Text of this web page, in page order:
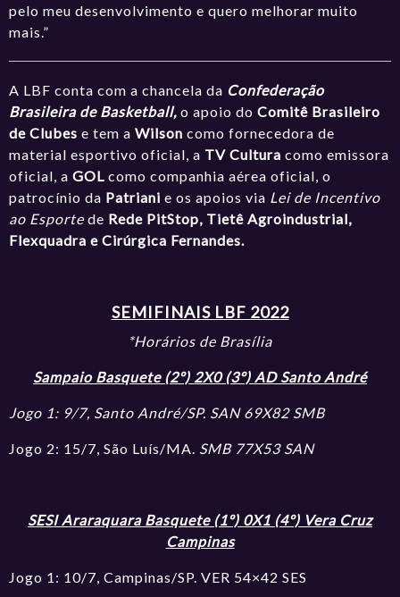
pelo meu desenvolvimento e quero melhorar muito
mais.”
A LBF conta com a chancela da Confederação
Brasileira de Basketball, o apoio doComitê Brasileiro
de Clubese tem aWilson como fornecedora de
material esportivo oficial, a TV Cultura como emissora
oficial, aGOL como companhia aérea oficial, o
patrocínio da Patrianie os apoios via Lei de Incentivo
ao Esporte de Rede PitStop, Tietê Agroindustrial,
Flexquadra e Cirúrgica Fernandes.
SEMIFINAIS LBF 2022
*Horários de Brasília
Sampaio Basquete (2º) 2X0 (3º) AD Santo André
Jogo 1: 9/7, Santo André/SP. SAN 69X82 SMB
Jogo 2: 15/7, São Luís/MA. SMB 77X53 SAN
SESI Araraquara Basquete (1º) 0X1 (4º) Vera Cruz
Campinas
Jogo 1: 10/7, Campinas/SP. VER 54×42 SES